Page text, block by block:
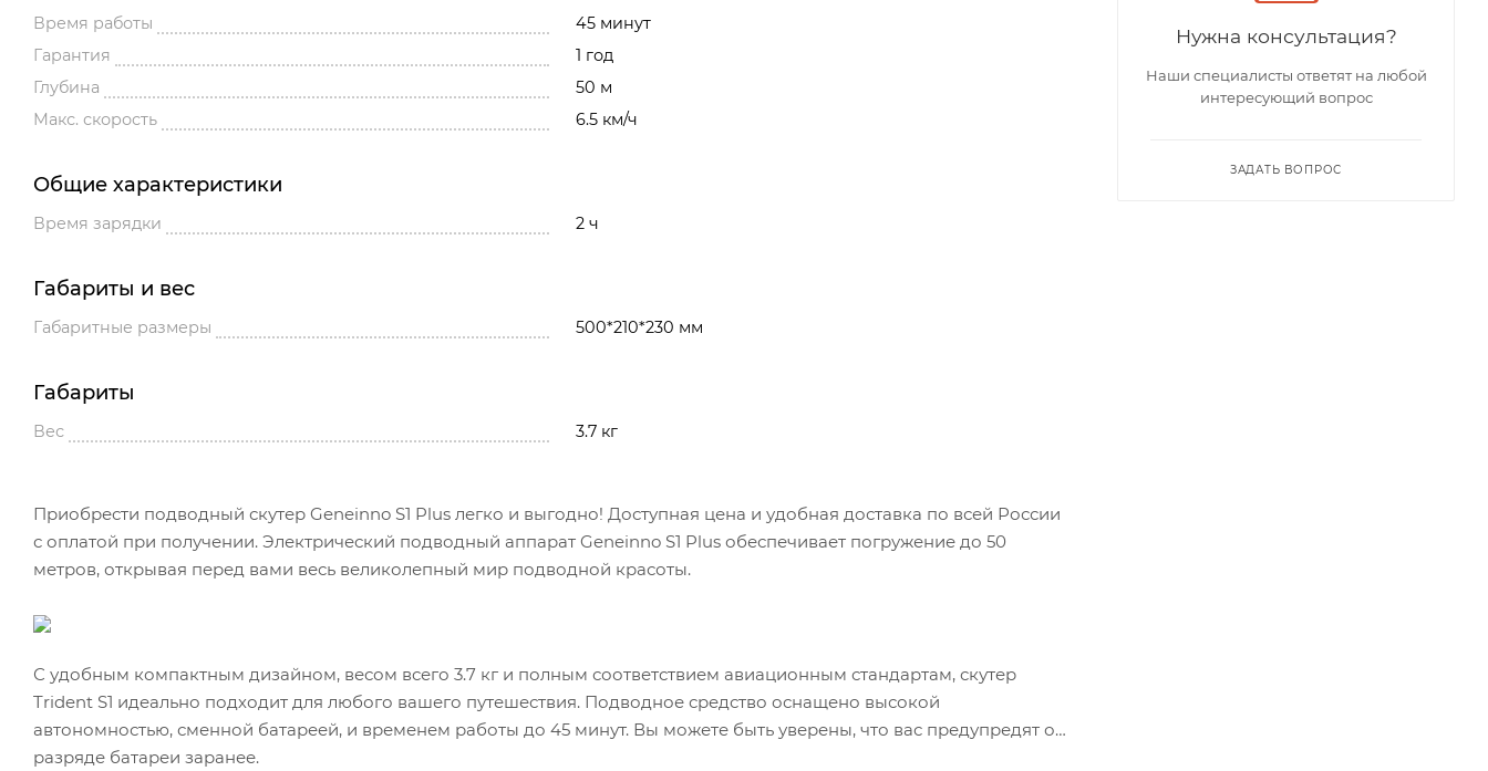
Время работы
45 минут
Гарантия
1 год
Глубина
50 м
Макс. скорость
6.5 км/ч
Общие характеристики
Время зарядки 2 ч
Габариты и вес
Габаритные размеры 500*210*230 мм
Габариты
Вес 3.7 кг
Приобрести подводный скутер Geneinno S1 Plus легко и выгодно! Доступная цена и удобная доставка по всей России
с оплатой при получении. Электрический подводный аппарат Geneinno S1 Plus обеспечивает погружение до 50
метров, открывая перед вами весь великолепный мир подводной красоты.
С удобным компактным дизайном, весом всего 3.7 кг и полным соответствием авиационным стандартам, скутер
Trident S1 идеально подходит для любого вашего путешествия. Подводное средство оснащено высокой
автономностью, сменной батареей, и временем работы до 45 минут. Вы можете быть уверены, что вас предупредят о
разряде батареи заранее.
Нужна консультация?
Наши специалисты ответят на любой
интересующий вопрос
ЗАДАТЬ ВОПРОС